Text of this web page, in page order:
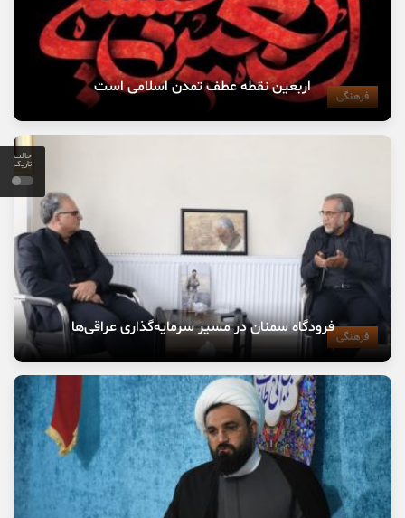
حالت
تاریک
فرهنگی اربعین نقطه عطف تمدن اسلامی است
فرهنگیفرودگاه سمنان در مسیر سرمایه‌گذاری عراقی‌ها